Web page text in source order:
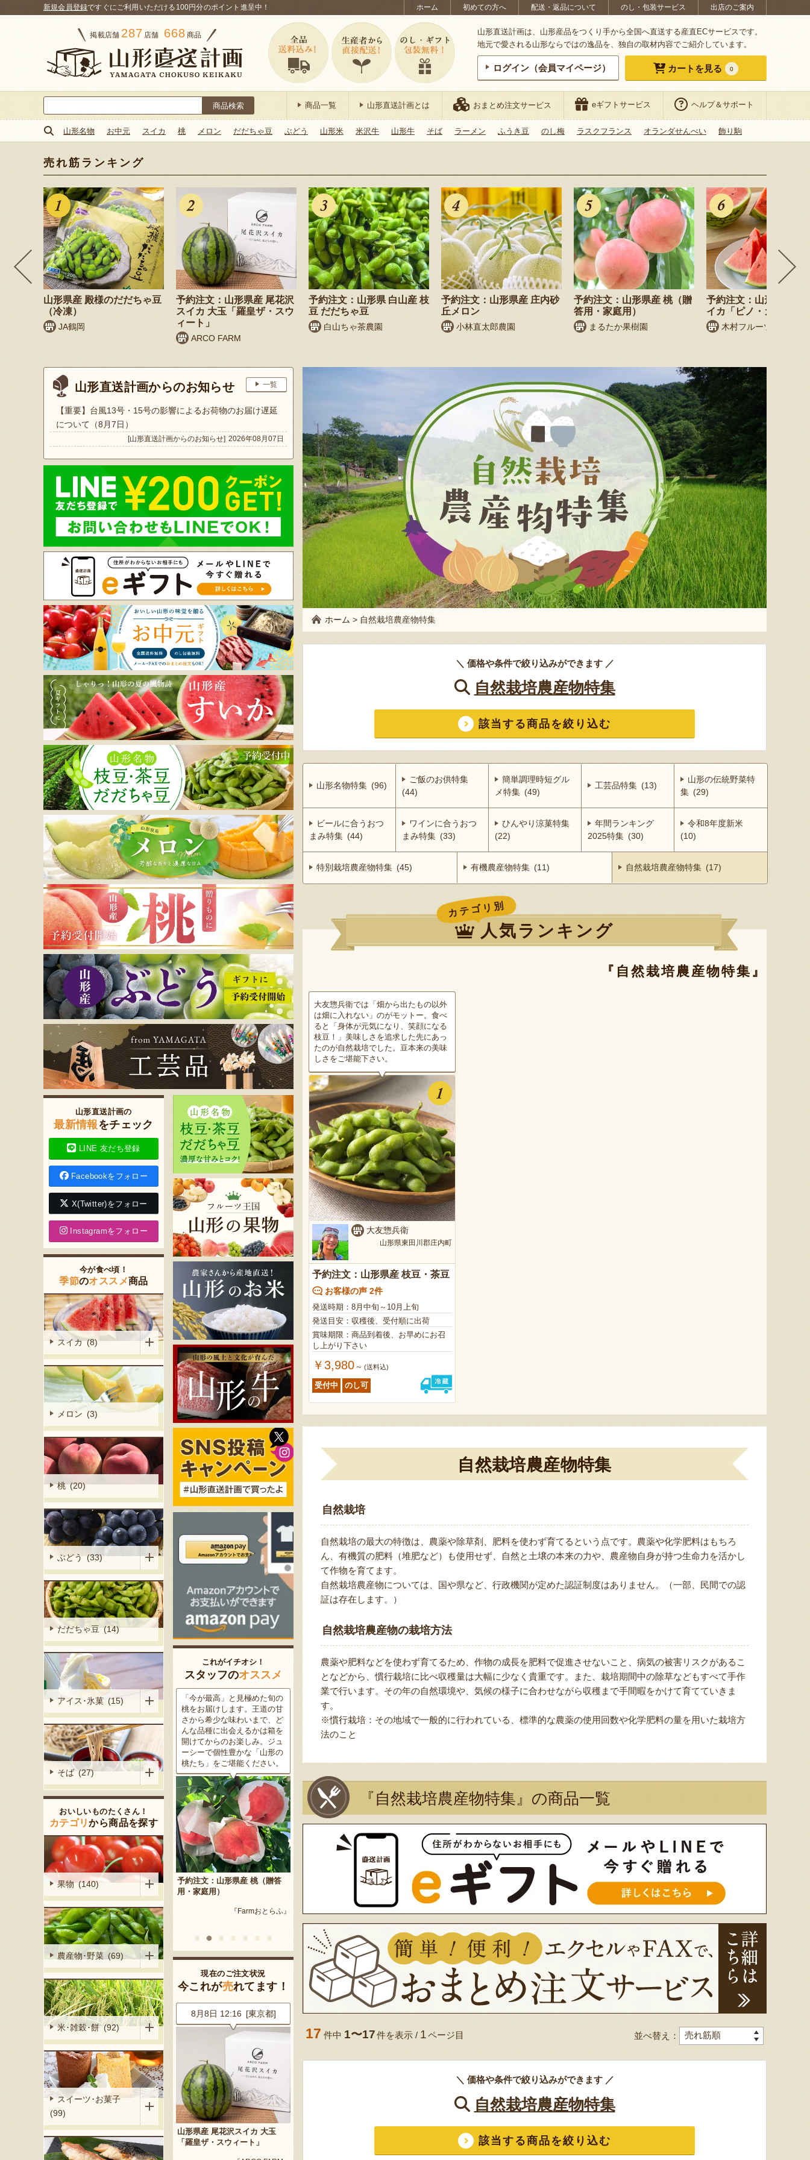
ホーム 初めての方へ 配送・返品について のし・包装サービス 出店のご案内
新規会員登録ですぐにご利用いただける100円分のポイント進呈中！
掲載店舗 287 店舗 668 商品
山形直送計画は、山形産品をつくり手から全国へ直送する産直ECサービスです。
地元で愛される山形ならではの逸品を、独自の取材内容でご紹介しています。
ログイン（会員マイページ） カートを見る 0
索:
商品一覧 山形直送計画とは おまとめ注文サービス eギフトサービス ヘルプ＆サポート
山形名物 お中元 スイカ 桃 メロン だだちゃ豆 ぶどう 山形米 米沢牛 山形牛 そば ラーメン ふうき豆 のし梅 ラスクフランス オランダせんべい 飾り駒
売れ筋ランキング
山形県産 殿様のだだちゃ豆
（冷凍）
JA鶴岡
予約注文：山形県産 尾花沢
スイカ 大玉「羅皇ザ・スウ
ィート」
ARCO FARM
予約注文：山形県 白山産 枝
豆 だだちゃ豆
白山ちゃ茶農園
予約注文：山形県産 庄内砂
丘メロン
小林直太郎農園
予約注文：山形県産 桃（贈
答用・家庭用）
まるたか果樹園
予約注文：山形県産 小
イカ「ピノ・ガール」
木村フルーツ
山形直送計画からのお知らせ 一覧
【重要】台風13号・15号の影響によるお荷物のお届け遅延
について（8月7日）
[山形直送計画からのお知らせ] 2026年08月07日
ホーム > 自然栽培農産物特集
＼ 価格や条件で絞り込みができます ／
自然栽培農産物特集
該当する商品を絞り込む
山形名物特集 (96)
ご飯のお供特集
(44)
簡単調理時短グル
メ特集 (49)
工芸品特集 (13)
山形の伝統野菜特
集 (29)
ビールに合うおつ
まみ特集 (44)
ワインに合うおつ
まみ特集 (33)
ひんやり涼菓特集
(22)
年間ランキング
2025特集 (30)
令和8年度新米
(10)
特別栽培農産物特集 (45) 有機農産物特集 (11) 自然栽培農産物特集 (17)
カテゴリ別
人気ランキング
『自然栽培農産物特集』
大友惣兵衛では「畑から出たもの以外
は畑に入れない」のがモットー。食べ
ると「身体が元気になり、笑顔になる
枝豆！」美味しさを追求した先にあっ
たのが自然栽培でした。豆本来の美味
しさをご堪能下さい。
大友惣兵衛
山形県東田川郡庄内町
予約注文：山形県産 枝豆・茶豆
お客様の声 2件
発送時期：8月中旬～10月上旬
発送目安：収穫後、受付順に出荷
賞味期限：商品到着後、お早めにお召
し上がり下さい
￥3,980 ～ (送料込)
受付中 のし可
自然栽培農産物特集
自然栽培
自然栽培の最大の特徴は、農薬や除草剤、肥料を使わず育てるという点です。農薬や化学肥料はもちろ
ん、有機質の肥料（堆肥など）も使用せず、自然と土壌の本来の力や、農産物自身が持つ生命力を活かし
て作物を育てます。
自然栽培農産物については、国や県など、行政機関が定めた認証制度はありません。（一部、民間での認
証は存在します。）
自然栽培農産物の栽培方法
農薬や肥料などを使わず育てるため、作物の成長を肥料で促進させないこと、病気の被害リスクがあるこ
となどから、慣行栽培に比べ収穫量は大幅に少なく貴重です。また、栽培期間中の除草などもすべて手作
業で行います。その年の自然環境や、気候の様子に合わせながら収穫まで手間暇をかけて育てていきま
す。
※慣行栽培：その地域で一般的に行われている、標準的な農薬の使用回数や化学肥料の量を用いた栽培方
法のこと
『自然栽培農産物特集』の商品一覧
17 件中 1〜17件を表示 / 1ページ目 並べ替え：
＼ 価格や条件で絞り込みができます ／
自然栽培農産物特集
該当する商品を絞り込む
山形直送計画の
最新情報をチェック
LINE 友だち登録
Facebookをフォロー
X(Twitter)をフォロー
Instagramをフォロー
今が食べ頃！
季節のオススメ商品
スイカ (8)
メロン (3)
桃 (20)
ぶどう (33)
だだちゃ豆 (14)
アイス･氷菓 (15)
そば (27)
おいしいものたくさん！
カテゴリから商品を探す
果物 (140)
農産物･野菜 (69)
米･雑穀･餅 (92)
スイーツ･お菓子
(99)
これがイチオシ！
スタッフのオススメ
フデザイン』
「今が最高」と見極めた旬の
桃をお届けします。王道の甘
さから希少な味わいまで、ど
んな品種に出会えるかは箱を
開けてからのお楽しみ。ジュ
ーシーで個性豊かな「山形の
桃たち」をご堪能ください。
予約注文：山形県産 桃（贈答
用・家庭用）
『Farmおとらふ』
米沢牛は、非常に厳しい条件
をクリアした最高級のブラン
ド牛。美しいサシ・きめ細か
な肉質・とろける食感・濃厚
な旨味、すべてが抜群です。
高級感のある黒化粧箱入りの
ため、大切な人への贈り物に
どうぞ！
米沢牛
『肉匠えんどう』
三和油脂の看板商品「まいに
ちのこめ油」は、新鮮な国産
の「米ぬか」から作られた食
用油。油特有の臭いやクセが
なく、食材の美味しさを引き
使いたくなること間違いなし
果樹栽培が盛んな東根市で育
はなく、美味しさや食感を重
時期に旬の品種をお届けしま
予約注文：山形県産 桃（贈答
用・家庭用）
『栗原果樹園』
色とりどりのフルーツがぎゅ
ー」。色をテーマに、素材の
は、大切な方への贈り物にも
ミックスゼリー
寒河江市の肥沃な大地で育っ
の」。存在感のある大きさ
まにお届けします。
予約注文：山形県産トウモロコ
シ「おおもの」
現在のご注文状況
今これが売れてます！
8月8日 12:16 [東京都]
山形県産 尾花沢スイカ 大玉
「羅皇ザ・スウィート」
8月8日 12:15 [山形県]
山形県産 庄内砂丘メロン
8月8日 11:30 [東京都] 8月8日 10:50 [神奈川県]
山形県産 ピオーネ・シャインマ
8月8日 12:30 [大阪府]
豆」
8月8日 12:16 [東京都]